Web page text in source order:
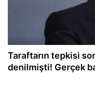
Taraftarın tepkisi
denilmişti! Gerçek